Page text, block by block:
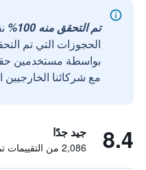
تم التحقق منه 100%
الحجوزات التي تم
مع شركائنا الخارجيين
8.4 جيد جدًا
2,086 من التقييمات تم التحقق منها